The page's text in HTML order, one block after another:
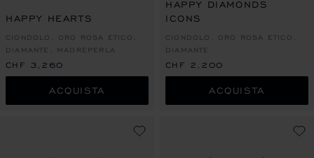
HAPPY HEARTS
CIONDOLO, ORO ROSA ETICO,
DIAMANTE, MADREPERLA
CHF 3,260
ACQUISTA
HAPPY DIAMONDS
ICONS
CIONDOLO, ORO ROSA ETICO,
DIAMANTE
CHF 2,200
ACQUISTA